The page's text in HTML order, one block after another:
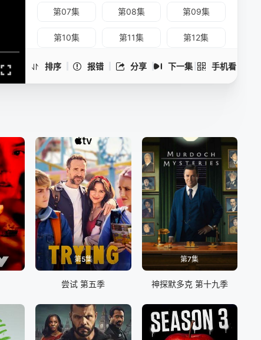
排序 报错 分享 下一集 手机看
第07集 第08集 第09集
第10集 第11集 第12集
第13集 第14集
第5集
尝试 第五季
第7集
神探默多克 第十九季